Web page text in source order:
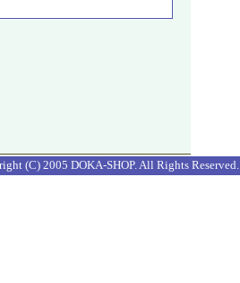
(C) 2005 DOKA-SHOP. All Rights Reserved.